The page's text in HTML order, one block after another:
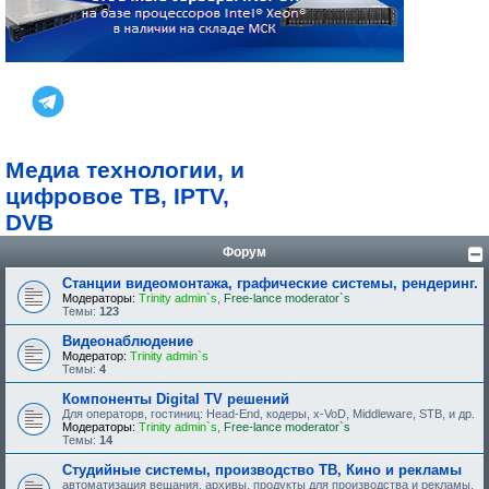
Медиа технологии, и
цифровое ТВ, IPTV,
DVB
Форум
Станции видеомонтажа, графические системы, рендеринг.
Модераторы: Trinity admin`s
Free-lance moderator`s
Темы: 123
Видеонаблюдение
Модератор: Trinity admin`s
Темы: 4
Компоненты Digital TV решений
Для операторв, гостиниц: Head-End, кодеры, x-VoD, Middleware, STB, и др.
Модераторы: Trinity admin`s
Free-lance moderator`s
Темы: 14
Студийные системы, производство ТВ, Кино и рекламы
автоматизация вещания, архивы, продукты для производства и рекламы.